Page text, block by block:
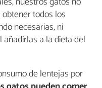
todos los
necesarias, ni
a la dieta del
de lentejas por